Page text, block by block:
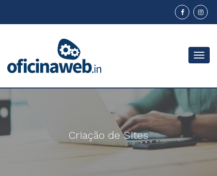
Menu
Criação de Sites